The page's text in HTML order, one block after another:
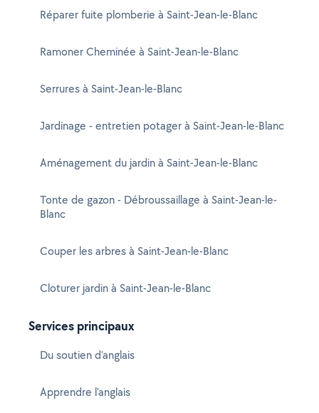
Réparer fuite plomberie à Saint-Jean-le-Blanc
Ramoner Cheminée à Saint-Jean-le-Blanc
Serrures à Saint-Jean-le-Blanc
Jardinage - entretien potager à Saint-Jean-le-Blanc
Aménagement du jardin à Saint-Jean-le-Blanc
Tonte de gazon - Débroussaillage à Saint-Jean-le-
Blanc
Couper les arbres à Saint-Jean-le-Blanc
Cloturer jardin à Saint-Jean-le-Blanc
Services principaux
Du soutien d'anglais
Apprendre l'anglais